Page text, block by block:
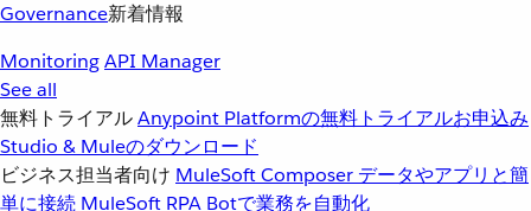
Governance新着情報
MonitoringAPI Manager
See all
無料トライアルAnypoint Platformの無料トライアルお申込み
Studio & Muleのダウンロード
ビジネス担当者向け MuleSoft Composer データやアプリと簡
単に接続 MuleSoft RPA Botで業務を自動化